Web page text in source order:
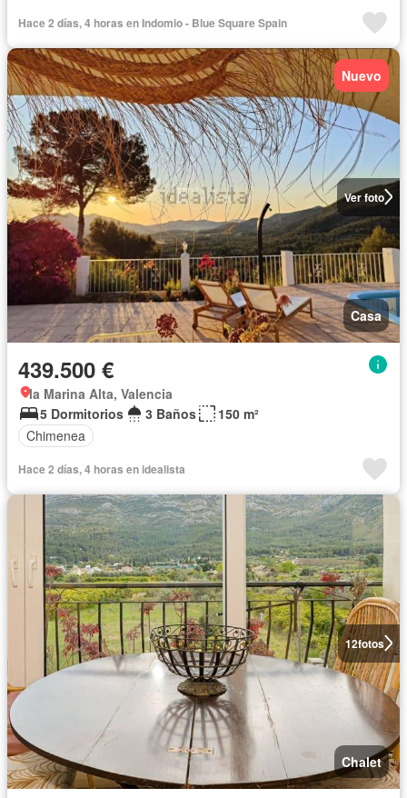
Hace 2 días, 4 horas en Indomio - Blue Square Spain
Ver foto
Nuevo
Casa
439.500 €
la Marina Alta, Valencia
5 Dormitorios
3 Baños
150 m²
Chimenea
Hace 2 días, 4 horas en idealista
12fotos
Chalet